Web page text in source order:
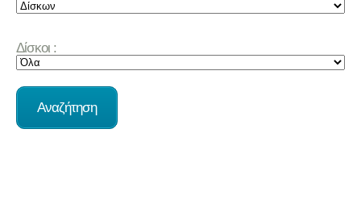
Δίσκοι :